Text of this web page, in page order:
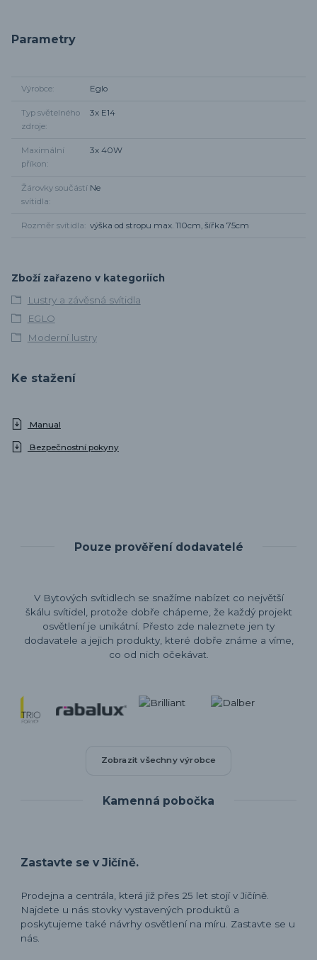
Parametry
Výrobce Eglo
Typ světelného
zdroje
3x E14
Maximální
příkon
3x 40W
Žárovky součástí
svítidla
Ne
Rozměr svítidla výška od stropu max. 110cm, šířka 75cm
Zboží zařazeno v kategoriích
Lustry a závěsná svítidla
EGLO
Moderní lustry
Ke stažení
Manual
Bezpečnostní pokyny
Pouze prověření dodavatelé
V Bytových svítidlech se snažíme nabízet co největší
škálu svítidel, protože dobře chápeme, že každý projekt
osvětlení je unikátní. Přesto zde naleznete jen ty
dodavatele a jejich produkty, které dobře známe a víme,
co od nich očekávat.
Zobrazit všechny výrobce
Kamenná pobočka
Zastavte se v Jičíně.
Prodejna a centrála, která již přes 25 let stojí v Jičíně.
Najdete u nás stovky vystavených produktů a
poskytujeme také návrhy osvětlení na míru. Zastavte se u
nás.